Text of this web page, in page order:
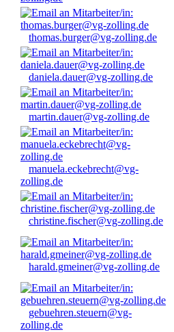
thomas.burger@vg-zolling.de
daniela.dauer@vg-zolling.de
martin.dauer@vg-zolling.de
manuela.eckebrecht@vg-
zolling.de
christine.fischer@vg-zolling.de
harald.gmeiner@vg-zolling.de
gebuehren.steuern@vg-
zolling.de